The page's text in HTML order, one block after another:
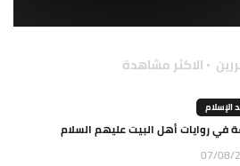
الاكثر مشاهدة
الإسلام
في روايات أهل البيت عليهم السلام
07/08/